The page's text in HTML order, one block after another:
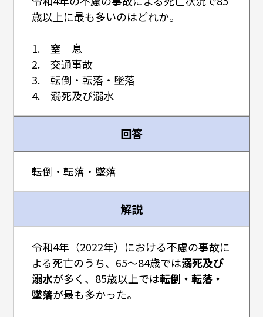
歳以上に最も多いのはどれか。
1. 窒 息
2. 交通事故
3. 転倒・転落・墜落
4. 溺死及び溺水
回答
転倒・転落・墜落
解説
令和4年（2022年）における不慮の事故に
よる死亡のうち、65～84歳では溺死及び
溺水が多く、85歳以上では転倒・転落・
墜落が最も多かった。